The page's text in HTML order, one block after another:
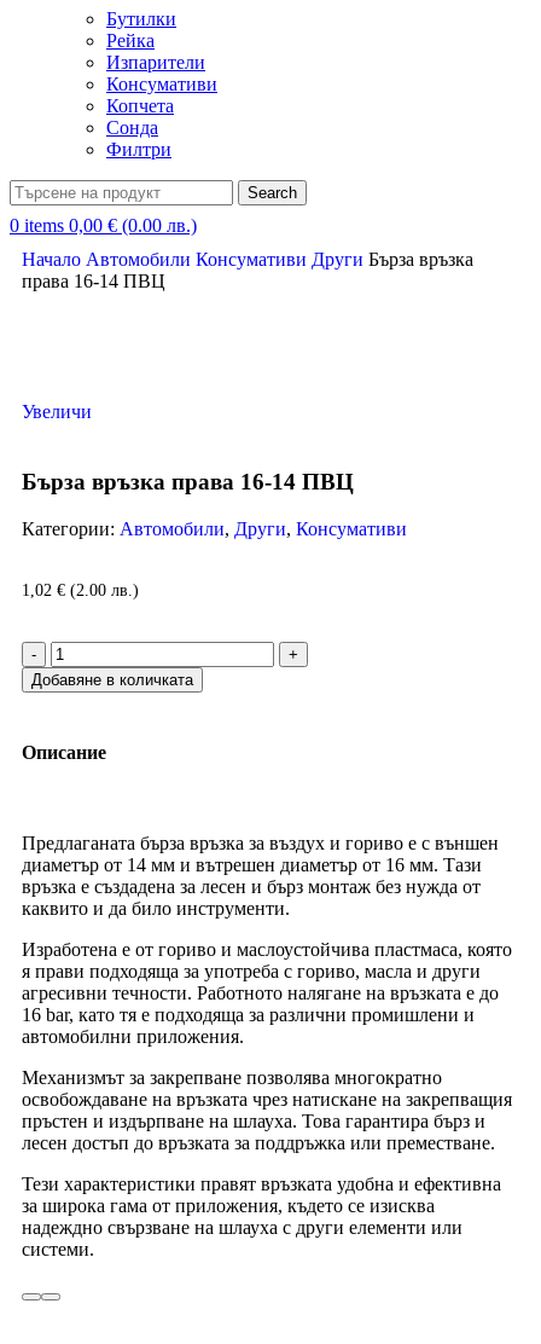
Бутилки
Рейка
Изпарители
Консумативи
Копчета
Сонда
Филтри
Search
0 items 0,00 € (0.00 лв.)
Начало Автомобили Консумативи Други Бърза връзка
права 16-14 ПВЦ
Увеличи
Бърза връзка права 16-14 ПВЦ
Категории: Автомобили, Други, Консумативи
1,02 € (2.00 лв.)
Добавяне в количката
Описание
Предлаганата бърза връзка за въздух и гориво е с външен
диаметър от 14 мм и вътрешен диаметър от 16 мм. Тази
връзка е създадена за лесен и бърз монтаж без нужда от
каквито и да било инструменти.
Изработена е от гориво и маслоустойчива пластмаса, която
я прави подходяща за употреба с гориво, масла и други
агресивни течности. Работното налягане на връзката е до
16 bar, като тя е подходяща за различни промишлени и
автомобилни приложения.
Механизмът за закрепване позволява многократно
освобождаване на връзката чрез натискане на закрепващия
пръстен и издърпване на шлауха. Това гарантира бърз и
лесен достъп до връзката за поддръжка или преместване.
Тези характеристики правят връзката удобна и ефективна
за широка гама от приложения, където се изисква
надеждно свързване на шлауха с други елементи или
системи.